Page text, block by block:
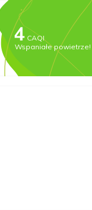
CAQI
Wspaniałe powietrze!